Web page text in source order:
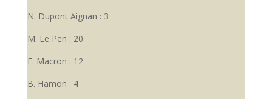
N. Dupont Aignan : 3
M. Le Pen : 20
E. Macron : 12
B. Hamon : 4